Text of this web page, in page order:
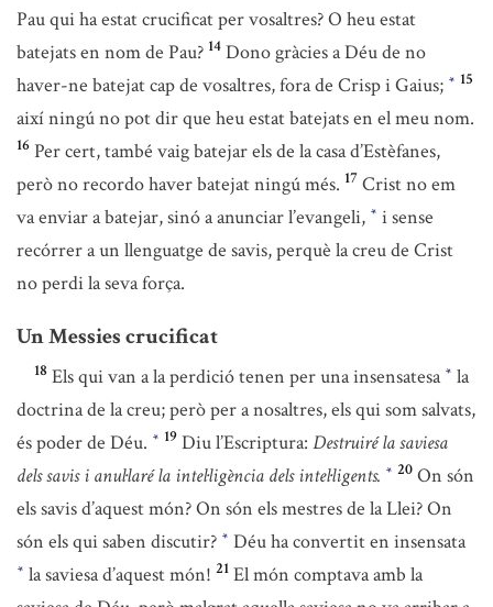
Pau qui ha estat crucificat per vosaltres? O heu estat
batejats en nom de Pau? 14 Dono gràcies a Déu de no
haver-ne batejat cap de vosaltres, fora de Crisp i Gaius; * 15
així ningú no pot dir que heu estat batejats en el meu nom.
16 Per cert, també vaig batejar els de la casa d’Estèfanes,
però no recordo haver batejat ningú més. 17 Crist no em
va enviar a batejar, sinó a anunciar l’evangeli, * i sense
recórrer a un llenguatge de savis, perquè la creu de Crist
no perdi la seva força.
Un Messies crucificat
18 Els qui van a la perdició tenen per una insensatesa * la
doctrina de la creu; però per a nosaltres, els qui som salvats,
és poder de Déu. * 19 Diu l’Escriptura: Destruiré la saviesa
dels savis i anul·laré la intel·ligència dels intel·ligents. * 20 On són
els savis d’aquest món? On són els mestres de la Llei? On
són els qui saben discutir? * Déu ha convertit en insensata
* la saviesa d’aquest món! 21 El món comptava amb la